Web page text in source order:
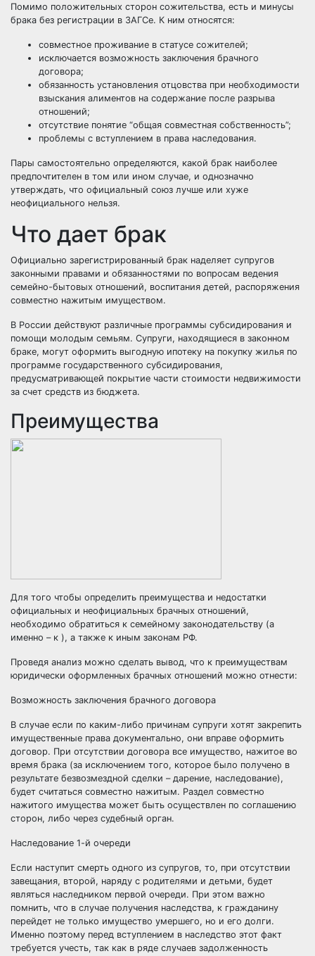
Помимо положительных сторон сожительства, есть и минусы
брака без регистрации в ЗАГСе. К ним относятся:
совместное проживание в статусе сожителей;
исключается возможность заключения брачного
договора;
обязанность установления отцовства при необходимости
взыскания алиментов на содержание после разрыва
отношений;
отсутствие понятие “общая совместная собственность”;
проблемы с вступлением в права наследования.
Пары самостоятельно определяются, какой брак наиболее
предпочтителен в том или ином случае, и однозначно
утверждать, что официальный союз лучше или хуже
неофициального нельзя.
Что дает брак
Официально зарегистрированный брак наделяет супругов
законными правами и обязанностями по вопросам ведения
семейно-бытовых отношений, воспитания детей, распоряжения
совместно нажитым имуществом.
В России действуют различные программы субсидирования и
помощи молодым семьям. Супруги, находящиеся в законном
браке, могут оформить выгодную ипотеку на покупку жилья по
программе государственного субсидирования,
предусматривающей покрытие части стоимости недвижимости
за счет средств из бюджета.
Преимущества
Для того чтобы определить преимущества и недостатки
официальных и неофициальных брачных отношений,
необходимо обратиться к семейному законодательству (а
именно – к ), а также к иным законам РФ.
Проведя анализ можно сделать вывод, что к преимуществам
юридически оформленных брачных отношений можно отнести:
Возможность заключения брачного договора
В случае если по каким-либо причинам супруги хотят закрепить
имущественные права документально, они вправе оформить
договор. При отсутствии договора все имущество, нажитое во
время брака (за исключением того, которое было получено в
результате безвозмездной сделки – дарение, наследование),
будет считаться совместно нажитым. Раздел совместно
нажитого имущества может быть осуществлен по соглашению
сторон, либо через судебный орган.
Наследование 1-й очереди
Если наступит смерть одного из супругов, то, при отсутствии
завещания, второй, наряду с родителями и детьми, будет
являться наследником первой очереди. При этом важно
помнить, что в случае получения наследства, к гражданину
перейдет не только имущество умершего, но и его долги.
Именно поэтому перед вступлением в наследство этот факт
требуется учесть, так как в ряде случаев задолженность